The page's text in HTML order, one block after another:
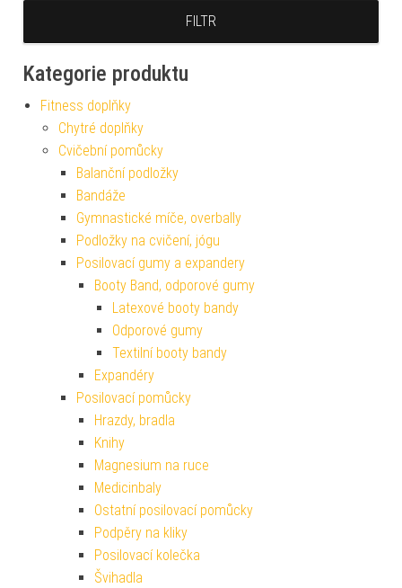
FILTR
Kategorie produktu
Fitness doplňky
Chytré doplňky
Cvičební pomůcky
Balanční podložky
Bandáže
Gymnastické míče, overbally
Podložky na cvičení, jógu
Posilovací gumy a expandery
Booty Band, odporové gumy
Latexové booty bandy
Odporové gumy
Textilní booty bandy
Expandéry
Posilovací pomůcky
Hrazdy, bradla
Knihy
Magnesium na ruce
Medicinbaly
Ostatní posilovací pomůcky
Podpěry na kliky
Posilovací kolečka
Švihadla